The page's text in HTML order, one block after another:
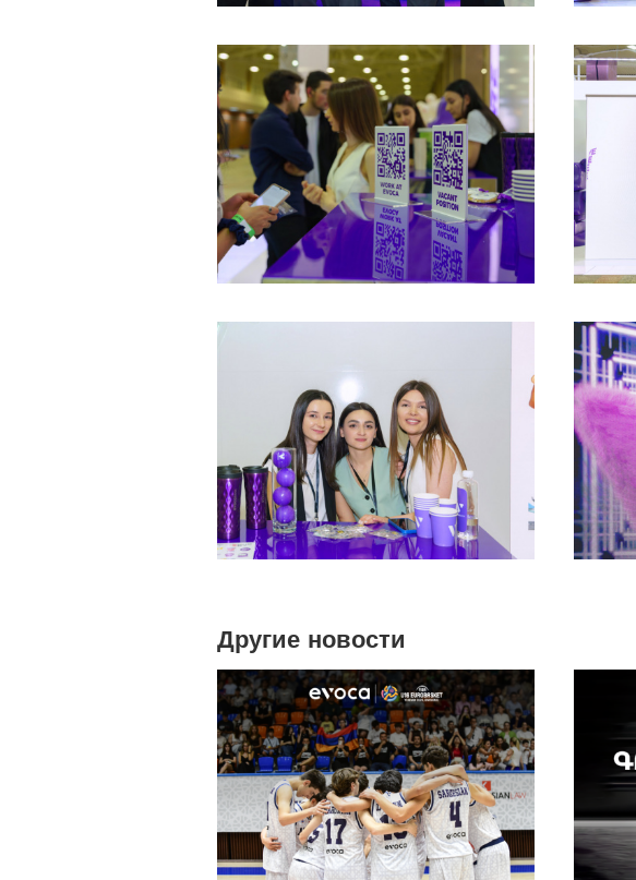
Другие новости